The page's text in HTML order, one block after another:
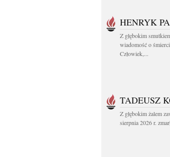
HENRYK
Z głębokim
wiadomość o
Człowiek,...
TADEUSZ
Z głębokim żalem
sierpnia 2026 r.